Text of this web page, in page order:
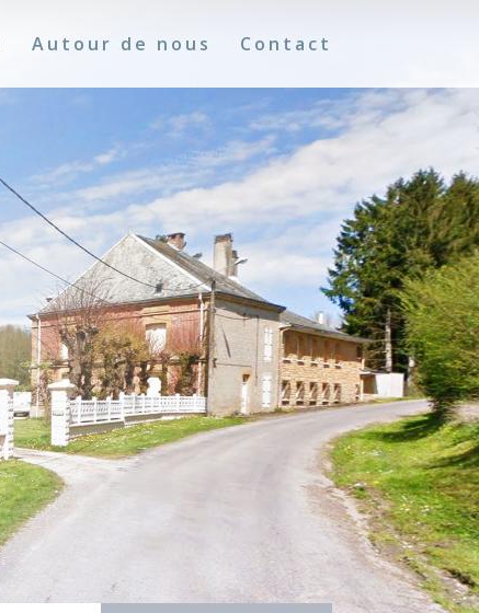
Autour de nous Contact